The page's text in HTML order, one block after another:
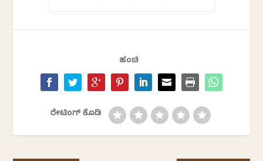
ಹಂಚಿ
ರೇಟಿಂಗ್ ಕೊಡಿ